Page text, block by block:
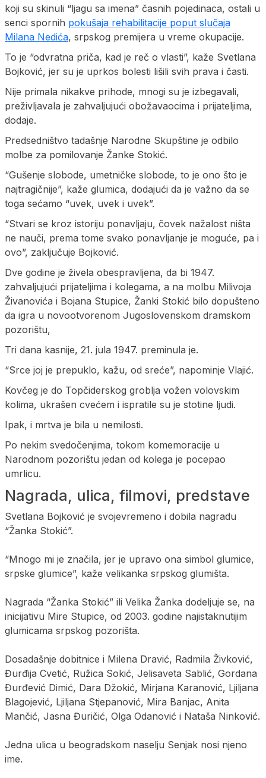
koji su skinuli “ljagu sa imena” časnih pojedinaca, ostali u
senci spornih pokušaja rehabilitacije poput slučaja
Milana Nedića, srpskog premijera u vreme okupacije.
To je “odvratna priča, kad je reč o vlasti”, kaže Svetlana
Bojković, jer su je uprkos bolesti lišili svih prava i časti.
Nije primala nikakve prihode, mnogi su je izbegavali,
preživljavala je zahvaljujući obožavaocima i prijateljima,
dodaje.
Predsedništvo tadašnje Narodne Skupštine je odbilo
molbe za pomilovanje Žanke Stokić.
“Gušenje slobode, umetničke slobode, to je ono što je
najtragičnije”, kaže glumica, dodajući da je važno da se
toga sećamo “uvek, uvek i uvek”.
“Stvari se kroz istoriju ponavljaju, čovek nažalost ništa
ne nauči, prema tome svako ponavljanje je moguće, pa i
ovo”, zaključuje Bojković.
Dve godine je živela obespravljena, da bi 1947.
zahvaljujući prijateljima i kolegama, a na molbu Milivoja
Živanovića i Bojana Stupice, Žanki Stokić bilo dopušteno
da igra u novootvorenom Jugoslovenskom dramskom
pozorištu,
Tri dana kasnije, 21. jula 1947. preminula je.
“Srce joj je prepuklo, kažu, od sreće”, napominje Vlajić.
Kovčeg je do Topčiderskog groblja vožen volovskim
kolima, ukrašen cvećem i ispratile su je stotine ljudi.
Ipak, i mrtva je bila u nemilosti.
Po nekim svedočenjima, tokom komemoracije u
Narodnom pozorištu jedan od kolega je pocepao
umrlicu.
Nagrada, ulica, filmovi, predstave
Svetlana Bojković je svojevremeno i dobila nagradu
“Žanka Stokić”.
“Mnogo mi je značila, jer je upravo ona simbol glumice,
srpske glumice”, kaže velikanka srpskog glumišta.
Nagrada “Žanka Stokić” ili Velika Žanka dodeljuje se, na
inicijativu Mire Stupice, od 2003. godine najistaknutijim
glumicama srpskog pozorišta.
Dosadašnje dobitnice i Milena Dravić, Radmila Živković,
Đurđija Cvetić, Ružica Sokić, Jelisaveta Sablić, Gordana
Đurđević Dimić, Dara Džokić, Mirjana Karanović, Ljiljana
Blagojević, Ljiljana Stjepanović, Mira Banjac, Anita
Mančić, Jasna Đuričić, Olga Odanović i Nataša Ninković.
Jedna ulica u beogradskom naselju Senjak nosi njeno
ime.